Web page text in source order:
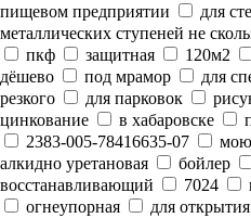
пищевом предприятии
для
металлических ступеней не
пкф
защитная 120м2
дёшево
под мрамор для
резкого
для парковок
цинкование
в хабаровске
2383-005-78416635-07
алкидно уретановая
бойлер
восстанавливающий
7024
огнеупорная
для